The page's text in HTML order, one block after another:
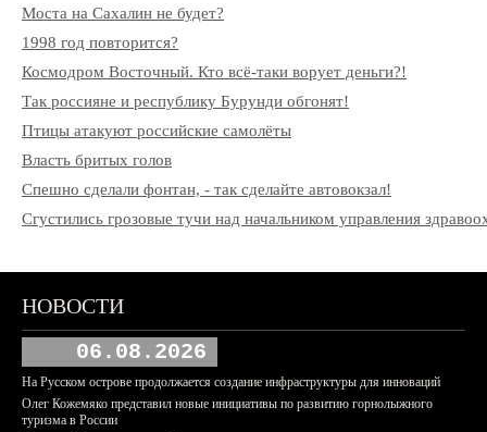
Моста на Сахалин не будет?
1998 год повторится?
Космодром Восточный. Кто всё-таки ворует деньги?!
Так россияне и республику Бурунди обгонят!
Птицы атакуют российские самолёты
Власть бритых голов
Спешно сделали фонтан, - так сделайте автовокзал!
Сгустились грозовые тучи над начальником управления
НОВОСТИ
06.08.2026
На Русском острове продолжается создание инфраструктуры для инноваций
Олег Кожемяко представил новые инициативы по развитию горнолыжного
туризма в России